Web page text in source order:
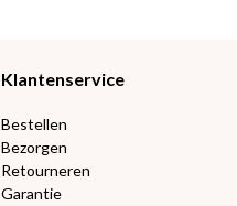
Klantenservice
Bestellen
Bezorgen
Retourneren
Garantie